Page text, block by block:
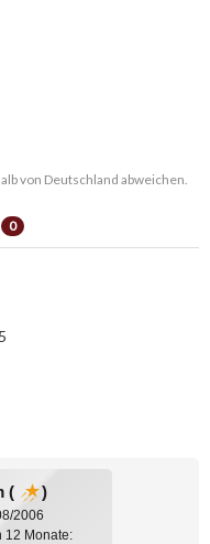
von Deutschland abweichen.
0
( )
2006
12 Monate: